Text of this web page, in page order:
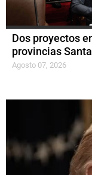
Dos proyectos
provincias
Agosto 07, 2026